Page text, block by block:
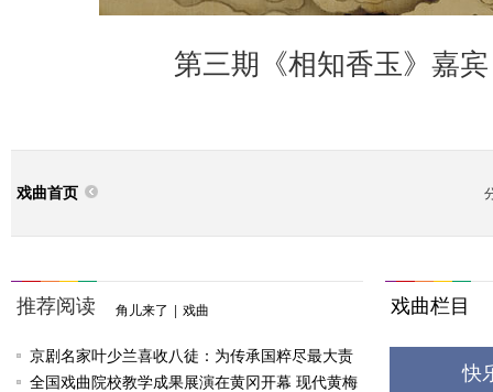
第三期《相知香玉》嘉
戏曲首页
推荐阅读 角儿来了 戏曲
京剧名家叶少兰喜收八徒：为传承国粹尽最大责
任
全国戏曲院校教学成果展演在黄冈开幕 现代黄梅
戏曲栏目
快